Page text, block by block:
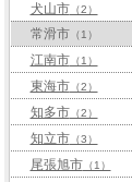
犬山市（2）
常滑市（1）
江南市（1）
東海市（2）
知多市（2）
知立市（3）
尾張旭市（1）